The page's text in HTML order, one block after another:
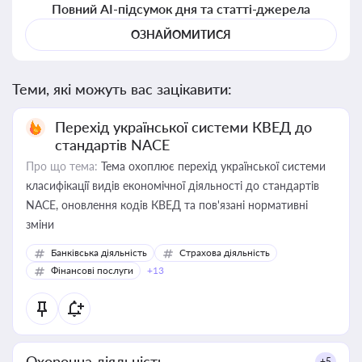
Повний AI-підсумок дня та статті-джерела
ОЗНАЙОМИТИСЯ
Теми, які можуть вас зацікавити:
Перехід української системи КВЕД до
стандартів NACE
Про що тема: Тема охоплює перехід української системи
класифікації видів економічної діяльності до стандартів
NACE, оновлення кодів КВЕД та пов'язані нормативні
зміни
Банківська діяльність
Страхова діяльність
Фінансові послуги
+13